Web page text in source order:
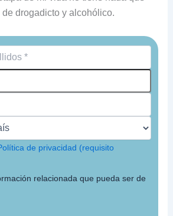
drogadicto y alcohólico.
de privacidad (requisito
relacionada que pueda ser de